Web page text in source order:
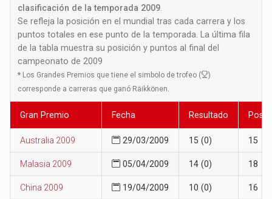
clasificación de la temporada 2009
Se refleja la posición en el mundial tras cada carrera y los
puntos totales en ese punto de la temporada. La última fila
de la tabla muestra su posición y puntos al final del
campeonato de 2009
* Los Grandes Premios que tiene el simbolo de trofeo (
)
corresponde a carreras que ganó Räikkönen.
Gran Premio Fecha Resultado
Australia 2009 29/03/2009 15 (0) 15
Malasia 2009 05/04/2009 14 (0) 18
China 2009 19/04/2009 10 (0) 16